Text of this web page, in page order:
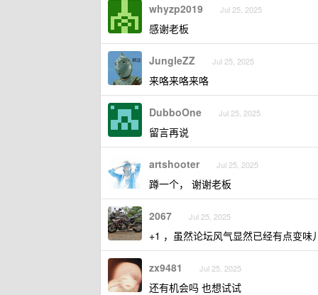
whyzp2019 Jul 25, 2025
感谢老板
JungleZZ Jul 25, 2025
来咯来咯来咯
DubboOne Jul 25, 2025
留言再说
artshooter Jul 25, 2025
蹲一个， 谢谢老板
2067 Jul 25, 2025
+1 ，虽然论坛风气显然已经有点变味
zx9481 Jul 25, 2025
还有机会吗 也想试试